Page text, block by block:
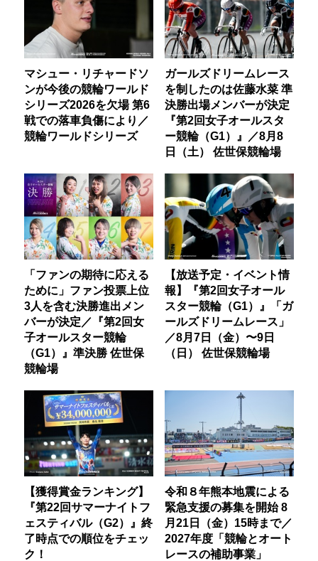
マシュー・リチャードソ
ンが今後の競輪ワールド
シリーズ2026を欠場 第6
戦での落車負傷により／
競輪ワールドシリーズ
ガールズドリームレース
を制したのは佐藤水菜 準
決勝出場メンバーが決定
『第2回女子オールスタ
ー競輪（G1）』／8月8
日（土） 佐世保競輪場
「ファンの期待に応える
ために」ファン投票上位
3人を含む決勝進出メン
バーが決定／『第2回女
子オールスター競輪
（G1）』準決勝 佐世保
競輪場
【放送予定・イベント情
報】『第2回女子オール
スター競輪（G1）』「ガ
ールズドリームレース」
／8月7日（金）〜9日
（日） 佐世保競輪場
【獲得賞金ランキング】
『第22回サマーナイトフ
ェスティバル（G2）』終
了時点での順位をチェッ
ク！
令和８年熊本地震による
緊急支援の募集を開始 8
月21日（金）15時まで／
2027年度「競輪とオート
レースの補助事業」